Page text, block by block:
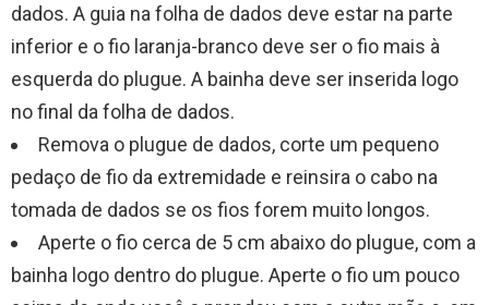
dados. A guia na folha de dados deve estar na parte
inferior e o fio laranja-branco deve ser o fio mais à
esquerda do plugue. A bainha deve ser inserida logo
no final da folha de dados.
Remova o plugue de dados, corte um pequeno
pedaço de fio da extremidade e reinsira o cabo na
tomada de dados se os fios forem muito longos.
Aperte o fio cerca de 5 cm abaixo do plugue, com a
bainha logo dentro do plugue. Aperte o fio um pouco